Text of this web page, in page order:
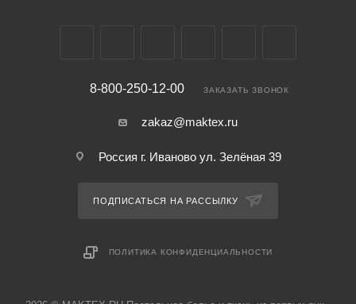
8-800-250-12-00 ЗАКАЗАТЬ ЗВОНОК
zakaz@maktex.ru
Россия г. Иваново ул. Зелёная 39
ПОДПИСАТЬСЯ НА РАССЫЛКУ
ПОЛИТИКА КОНФИДЕНЦИАЛЬНОСТИ